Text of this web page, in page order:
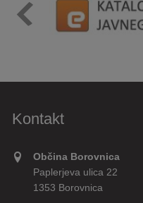
Kontakt
Občina Borovnica
Paplerjeva ulica 22
1353 Borovnica